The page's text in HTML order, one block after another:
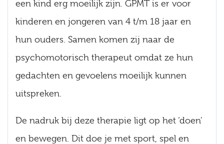
een kind erg moeilijk zijn. GPMT is er voor
kinderen en jongeren van 4 t/m 18 jaar en
hun ouders. Samen komen zij naar de
psychomotorisch therapeut omdat ze hun
gedachten en gevoelens moeilijk kunnen
uitspreken.
De nadruk bij deze therapie ligt op het ‘doen’
en bewegen. Dit doe je met sport, spel en